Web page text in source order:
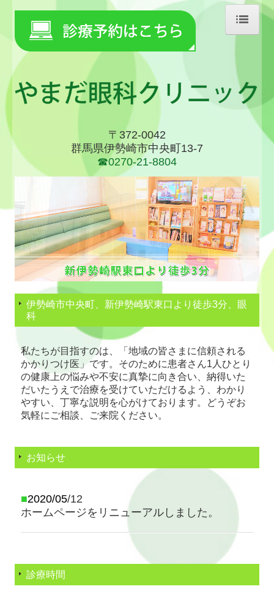
ホーム
診療案内
個人情報保護方針
〒372-0042
群馬県伊勢崎市中央町13-7
☎0270-21-8804
伊勢崎市中央町、新伊勢崎駅東口より徒歩3分、眼
科
私たちが目指すのは、「地域の皆さまに信頼される
かかりつけ医」です。そのために患者さん1人ひとり
の健康上の悩みや不安に真摯に向き合い、納得いた
だいたうえで治療を受けていただけるよう、わかり
やすい、丁寧な説明を心がけております。どうぞお
気軽にご相談、ご来院ください。
お知らせ
■2020/05/12
ホームページをリニューアルしました。
診療時間